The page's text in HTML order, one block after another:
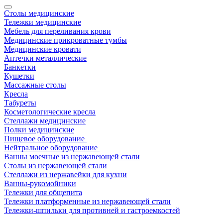
Столы медицинские
Тележки медицинские
Мебель для переливания крови
Медицинские прикроватные тумбы
Медицинские кровати
Аптечки металлические
Банкетки
Кушетки
Массажные столы
Кресла
Табуреты
Косметологические кресла
Стеллажи медицинские
Полки медицинские
Пищевое оборудование
Нейтральное оборудование
Ванны моечные из нержавеющей стали
Столы из нержавеющей стали
Стеллажи из нержавейки для кухни
Ванны-рукомойники
Тележки для общепита
Тележки платформенные из нержавеющей стали
Тележки-шпильки для противней и гастроемкостей